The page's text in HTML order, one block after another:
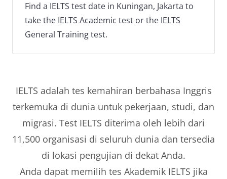
Find a IELTS test date in Kuningan, Jakarta to
take the IELTS Academic test or the IELTS
General Training test.
IELTS adalah tes kemahiran berbahasa Inggris
terkemuka di dunia untuk pekerjaan, studi, dan
migrasi. Test IELTS diterima oleh lebih dari
11,500 organisasi di seluruh dunia dan tersedia
di lokasi pengujian di dekat Anda.
Anda dapat memilih tes Akademik IELTS jika